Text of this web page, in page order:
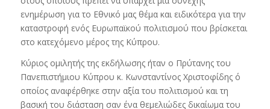
ενημέρωση για το Εθνικό μας θέμα και ειδικότερα για την
καταστροφή ενός Ευρωπαϊκού πολιτισμού που βρίσκεται
στο κατεχόμενο μέρος της Κύπρου.
Κύριος ομιλητής της εκδήλωσης ήταν ο Πρύτανης του
Πανεπιστήμιου Κύπρου κ. Κωνσταντίνος Χριστοφίδης ό
οποίος αναφέρθηκε στην αξία του πολιτισμού και τη
βασική του διάσταση σαν ένα θεμελιώδες δικαίωμα του